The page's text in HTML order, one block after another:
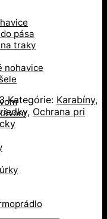
pása
traky
nohavice
Kategórie: Karabíny,
, Ochrana pri